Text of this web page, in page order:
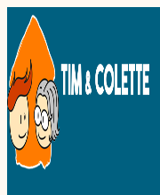
Aller
au
contenu